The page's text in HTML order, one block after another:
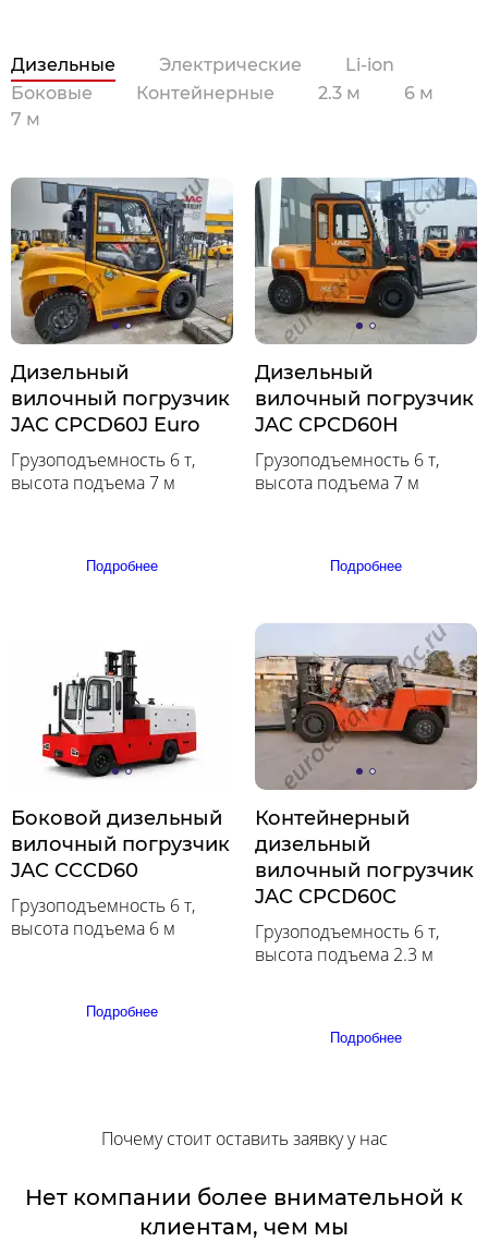
Дизельные Электрические
Li-ion
Боковые
Контейнерные 2.3 м
6 м
7 м
Дизельный
вилочный погрузчик
JAC CPCD60J Euro
Грузоподъемность 6 т,
высота подъема 7 м
Подробнее
Дизельный
вилочный погрузчик
JAC CPCD60H
Грузоподъемность 6 т,
высота подъема 7 м
Подробнее
Боковой дизельный
вилочный погрузчик
JAC CCCD60
Грузоподъемность 6 т,
высота подъема 6 м
Подробнее
Контейнерный
дизельный
вилочный погрузчик
JAC CPCD60C
Грузоподъемность 6 т,
высота подъема 2.3 м
Подробнее
Почему стоит оставить заявку у нас
Нет компании более внимательной к
клиентам, чем мы